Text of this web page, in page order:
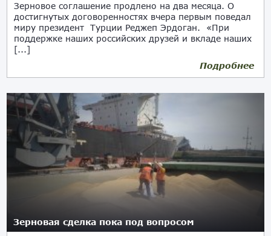
Зерновое соглашение продлено на два месяца. О
достигнутых договоренностях вчера первым поведал
миру президент Турции Реджеп Эрдоган. «При
поддержке наших российских друзей и вкладе наших
[...]
Подробнее
Зерновая сделка пока под вопросом